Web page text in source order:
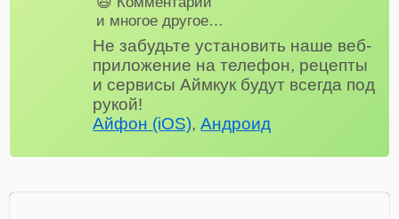
и многое другое…
Не забудьте установить наше веб-
приложение на телефон, рецепты
и сервисы Аймкук будут всегда под
рукой!
Айфон (iOS),Андроид